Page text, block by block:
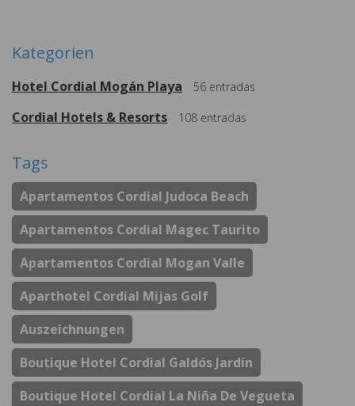
Kategorien
Hotel Cordial Mogán Playa 56 entradas
Cordial Hotels & Resorts 108 entradas
Tags
Apartamentos Cordial Judoca Beach
Apartamentos Cordial Magec Taurito
Apartamentos Cordial Mogan Valle
Aparthotel Cordial Mijas Golf
Auszeichnungen
Boutique Hotel Cordial Galdós Jardín
Boutique Hotel Cordial La Niña De Vegueta